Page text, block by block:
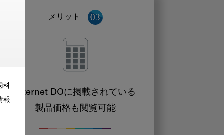
科
報
メリット
Internet DOに掲載されている
製品価格も閲覧可能